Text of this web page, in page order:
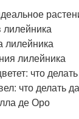
лилейника
лилейника
лилейника
что делать
что делать
де Оро